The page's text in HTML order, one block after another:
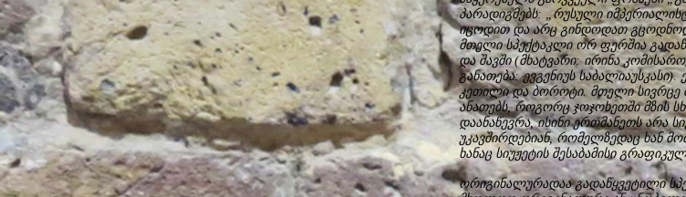
პარადიგმებს: „რუსული
იცოდით და არც გინდოდათ
მთელი სპექტაკლი ორ ფერშია
და შავში (მხატვარი: ირინა
განათება: ევგენიუს
კეთილი და ბოროტი. მთელი სივრცე
ანათებს, როგორც ჯოჯოხეთში მზის
დაანაწევრა, ისინი ერთმანეთს არა
უკავშირდებიან, რომელზედაც ხან
ხანაც სიუჟეტის შესაბამისი
ორიგინალურადაა გადაწყვეტილი